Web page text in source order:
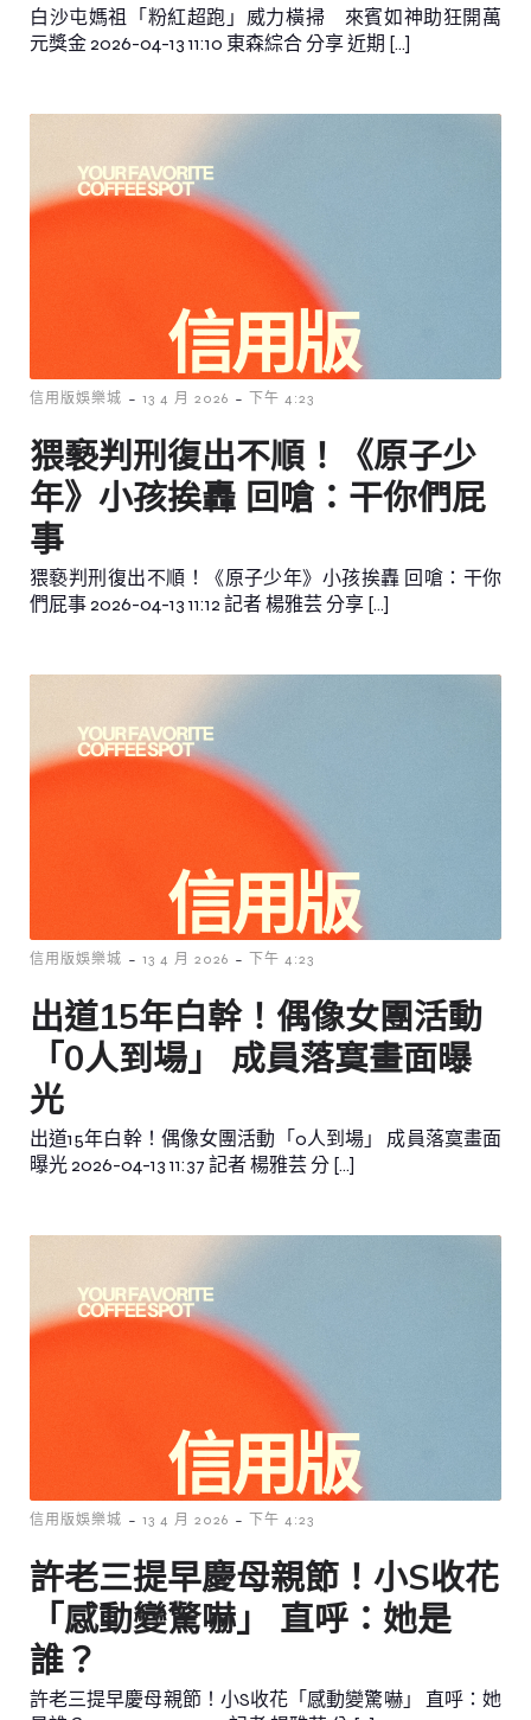
白沙屯媽祖「粉紅超跑」威力橫掃 來賓如神助狂開萬
元獎金 2026-04-13 11:10 東森綜合 分享 近期 […]
信用版娛樂城 - 13 4 月 2026 - 下午 4:23
猥褻判刑復出不順！《原子少
年》小孩挨轟 回嗆：干你們屁
事
猥褻判刑復出不順！《原子少年》小孩挨轟 回嗆：干你
們屁事 2026-04-13 11:12 記者 楊雅芸 分享 […]
信用版娛樂城 - 13 4 月 2026 - 下午 4:23
出道15年白幹！偶像女團活動
「0人到場」 成員落寞畫面曝
光
出道15年白幹！偶像女團活動「0人到場」 成員落寞畫面
曝光 2026-04-13 11:37 記者 楊雅芸 分 […]
信用版娛樂城 - 13 4 月 2026 - 下午 4:23
許老三提早慶母親節！小S收花
「感動變驚嚇」 直呼：她是
誰？
許老三提早慶母親節！小S收花「感動變驚嚇」 直呼：她